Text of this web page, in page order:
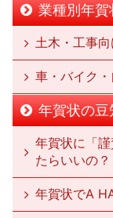
業種別年
土木・工事
車・バイク
年賀状の豆
年賀状に「
たらいいの？
年賀状でA